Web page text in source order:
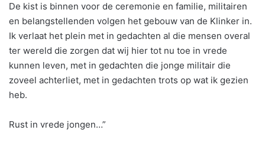
De kist is binnen voor de ceremonie en familie, militairen
en belangstellenden volgen het gebouw van de Klinker in.
Ik verlaat het plein met in gedachten al die mensen overal
ter wereld die zorgen dat wij hier tot nu toe in vrede
kunnen leven, met in gedachten die jonge militair die
zoveel achterliet, met in gedachten trots op wat ik gezien
heb.
Rust in vrede jongen…”